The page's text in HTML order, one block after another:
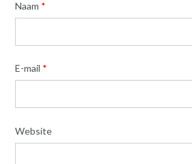
Naam *
E-mail *
Website